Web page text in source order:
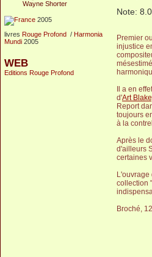
2005
livres Rouge Profond / Harmonia
Mundi 2005
WEB
Editions Rouge Profond
Note:
Premier
injustice
Il a en
d'Art
Report
toujours
à la
Après le
d'ailleurs
certaines
collection
Broché,